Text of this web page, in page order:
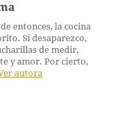
entonces, la cocina
Si desaparezco,
de medir,
y amor. Por cierto,
autora